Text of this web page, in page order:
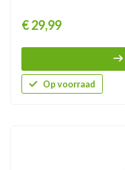
Prijs
€ 29,99
Op voorraad